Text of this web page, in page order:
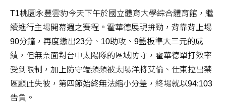
T1桃園永豐雲豹今天下午於國立體育大學綜合體育館，繼
續進行主場開幕週之賽程。霍華德展現拚勁，背靠背上場
90分鐘，再度繳出23分、10助攻、9籃板準大三元的成
績，但無奈面對台中太陽隊的區域防守，霍華德單打效率
受到限制，加上防守端頻頻被太陽洋將艾倫、仕東拉出禁
區顧此失彼，第四節始終無法縮小分差，終場就以94:103
告負。